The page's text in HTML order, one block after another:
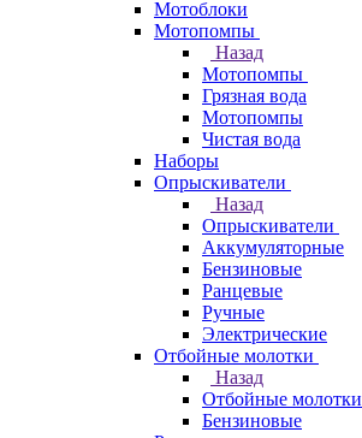
Мотоблоки
Мотопомпы
Назад
Мотопомпы
Грязная вода
Мотопомпы
Чистая вода
Наборы
Опрыскиватели
Назад
Опрыскиватели
Аккумуляторные
Бензиновые
Ранцевые
Ручные
Электрические
Отбойные молотки
Назад
Отбойные молотки
Бензиновые